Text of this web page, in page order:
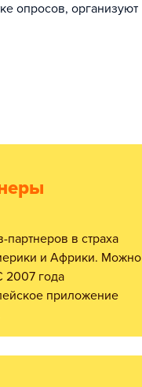
опросов, организуют
и Африки. Можно
2007 года
приложение